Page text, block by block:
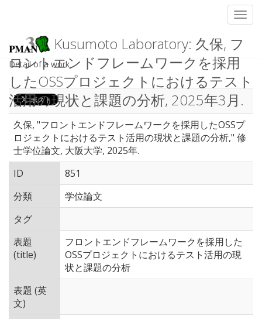
Kusumoto Laboratory: 久保, フ
ロントエンドフレームワークを採用
したOSSプロジェクトにおけるテスト
活用の現状と課題の分析, 2025年3月.
Detail of a work
久保, "フロントエンドフレームワークを採用したOSSプ
ロジェクトにおけるテスト活用の現状と課題の分析," 修
士学位論文, 大阪大学, 2025年.
ID
851
分類
学位論文
タグ
表題
(title)
フロントエンドフレームワークを採用した
OSSプロジェクトにおけるテスト活用の現
状と課題の分析
表題 (英
文)